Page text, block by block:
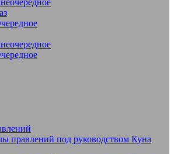
правлений под руководством Куна